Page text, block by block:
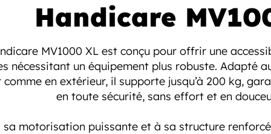
Handicare
MV1000 XL est conçu pour offrir une
nécessitant un équipement plus robuste. Adapté
en extérieur, il supporte jusqu’à 200 kg,
en toute sécurité, sans effort et en
sa motorisation puissante et à sa structure